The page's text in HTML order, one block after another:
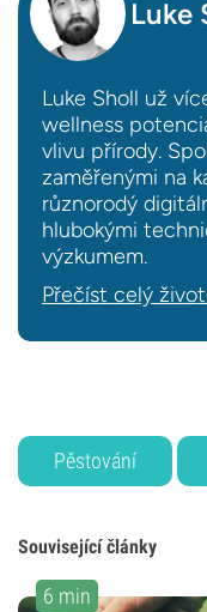
Luke
Luke Sholl už
wellness
vlivu přírody.
zaměřenými na
různorodý
hlubokými
výzkumem.
Přečíst celý
Pěstování
Související články
6 min